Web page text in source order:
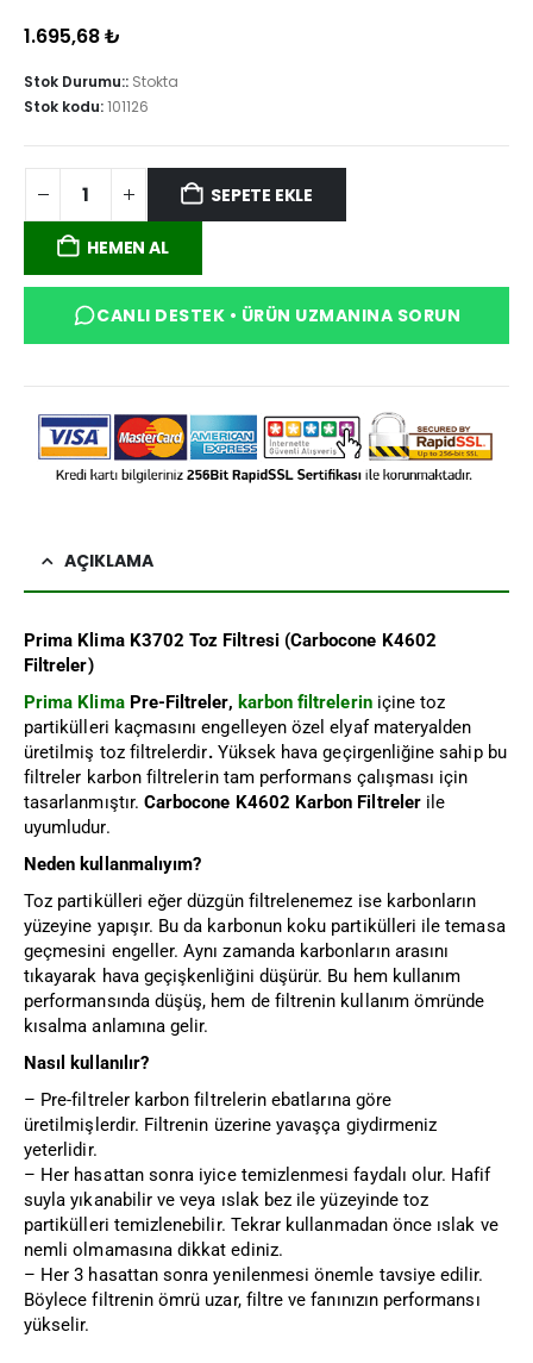
1.695,68₺
Stok Durumu:: Stokta
Stok kodu:101126
SEPETE EKLE
HEMEN AL
CANLI DESTEK • ÜRÜN UZMANINA SORUN
AÇIKLAMA
Prima Klima K3702 Toz Filtresi (Carbocone K4602
Filtreler)
Prima KlimaPre-Filtreler, karbon filtreleriniçine toz
partikülleri kaçmasını engelleyen özel elyaf materyalden
üretilmiş toz filtrelerdir. Yüksek hava geçirgenliğine sahip bu
filtreler karbon filtrelerin tam performans çalışması için
tasarlanmıştır. Carbocone K4602 Karbon Filtrelerile
uyumludur.
Neden kullanmalıyım?
Toz partikülleri eğer düzgün filtrelenemez ise karbonların
yüzeyine yapışır. Bu da karbonun koku partikülleri ile temasa
geçmesini engeller. Aynı zamanda karbonların arasını
tıkayarak hava geçişkenliğini düşürür. Bu hem kullanım
performansında düşüş, hem de filtrenin kullanım ömründe
kısalma anlamına gelir.
Nasıl kullanılır?
– Pre-filtreler karbon filtrelerin ebatlarına göre
üretilmişlerdir. Filtrenin üzerine yavaşça giydirmeniz
yeterlidir.
– Her hasattan sonra iyice temizlenmesi faydalı olur. Hafif
suyla yıkanabilir ve veya ıslak bez ile yüzeyinde toz
partikülleri temizlenebilir. Tekrar kullanmadan önce ıslak ve
nemli olmamasına dikkat ediniz.
– Her 3 hasattan sonra yenilenmesi önemle tavsiye edilir.
Böylece filtrenin ömrü uzar, filtre ve fanınızın performansı
yükselir.